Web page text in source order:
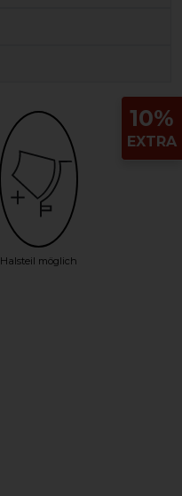
Halsteil möglich
10%
EXTRA